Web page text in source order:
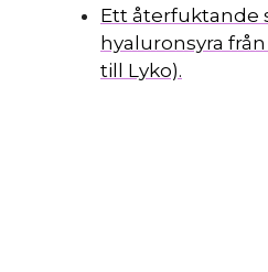
Ett återfuktande
hyaluronsyra
till Lyko).